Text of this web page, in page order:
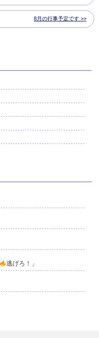
8月の行事予定です
逃げろ！」